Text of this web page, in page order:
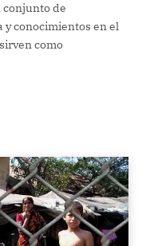
conjunto de
y conocimientos en el
como